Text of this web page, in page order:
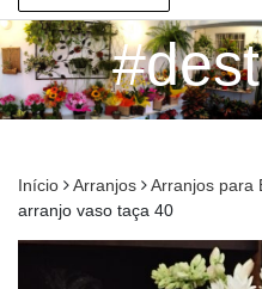
Decorações
Início Arranjos Arranjos para
arranjo vaso taça 40